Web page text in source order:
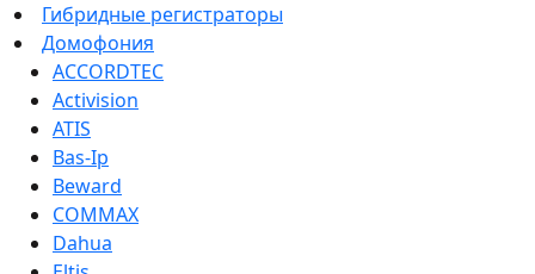
Гибридные регистраторы
Домофония
ACCORDTEC
Activision
ATIS
Bas-Ip
Beward
COMMAX
Dahua